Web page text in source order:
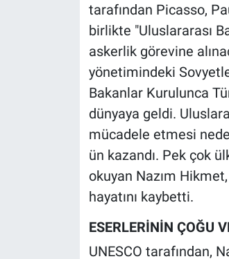
tarafından Picasso,
birlikte "Uluslararası
askerlik görevine
yönetimindeki
Bakanlar Kurulunca
dünyaya geldi.
mücadele etmesi
ün kazandı. Pek çok
okuyan Nazım
hayatını kaybetti.
ESERLERİNİN ÇOĞU
UNESCO tarafından,